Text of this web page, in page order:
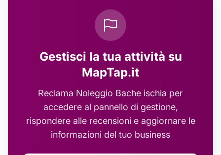
Gestisci la tua attività su
MapTap.it
Reclama Noleggio Bache ischia per
accedere al pannello di gestione,
rispondere alle recensioni e aggiornare le
informazioni del tuo business